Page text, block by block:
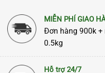
MIỄN PHÍ GIAO
Đơn hàng 900k +
0.5kg
Hỗ trợ 24/7